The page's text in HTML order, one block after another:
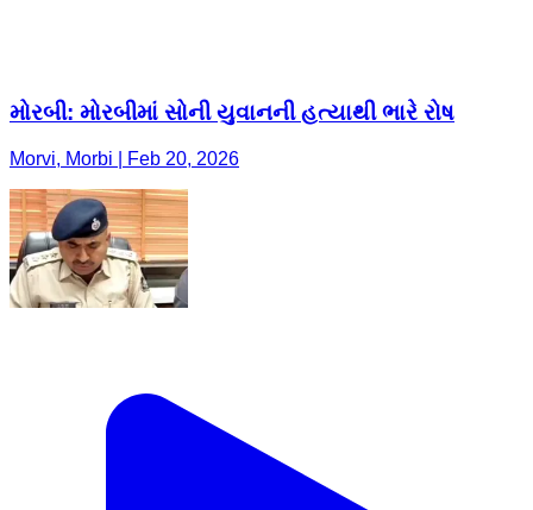
મોરબી: મોરબીમાં સોની યુવાનની હત્યાથી ભારે રોષ
Morvi, Morbi | Feb 20, 2026